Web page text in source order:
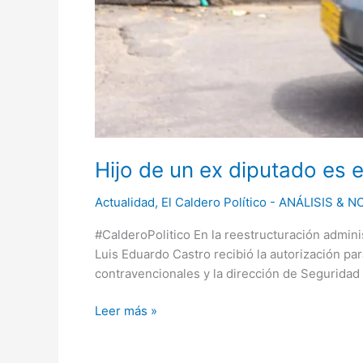
Hijo de un ex diputado es
Actualidad, El Caldero Político - ANÁLISIS &
#CalderoPolitico En la reestructuración
Luis Eduardo Castro recibió la autorización
contravencionales y la dirección de
Leer más »